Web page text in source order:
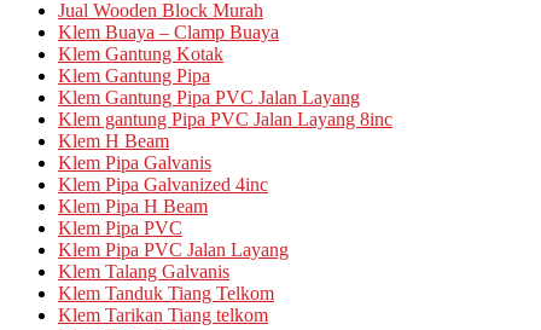
Jual Wooden Block Murah
Klem Buaya – Clamp Buaya
Klem Gantung Kotak
Klem Gantung Pipa
Klem Gantung Pipa PVC Jalan Layang
Klem gantung Pipa PVC Jalan Layang 8inc
Klem H Beam
Klem Pipa Galvanis
Klem Pipa Galvanized 4inc
Klem Pipa H Beam
Klem Pipa PVC
Klem Pipa PVC Jalan Layang
Klem Talang Galvanis
Klem Tanduk Tiang Telkom
Klem Tarikan Tiang telkom